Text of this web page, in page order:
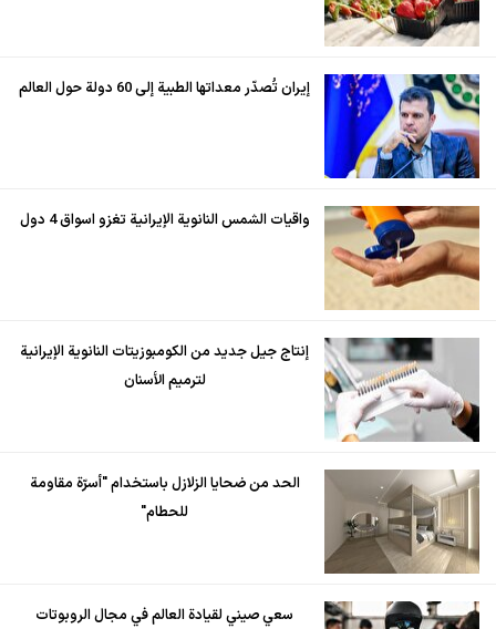
إيران تُصدّر معداتها الطبية إلى 60 دولة حول العالم
واقيات الشمس النانوية الإيرانية تغزو اسواق 4 دول
إنتاج جيل جديد من الكومبوزيتات النانوية الإيرانية
لترميم الأسنان
الحد من ضحايا الزلازل باستخدام "أسرّة مقاومة
للحطام"
سعي صيني لقيادة العالم في مجال الروبوتات